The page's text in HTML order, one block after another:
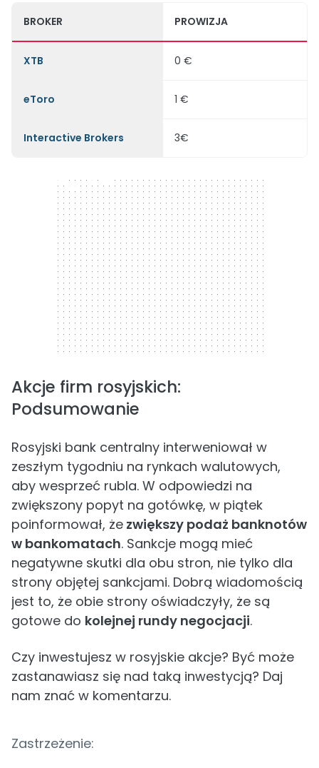
BROKER PROWIZJA
XTB 0 €
eToro 1 €
Interactive Brokers 3€
300 x 250
Akcje firm rosyjskich:
Podsumowanie
Rosyjski bank centralny interweniował w
zeszłym tygodniu na rynkach walutowych,
aby wesprzeć rubla. W odpowiedzi na
zwiększony popyt na gotówkę, w piątek
poinformował, że zwiększy podaż banknotów
w bankomatach. Sankcje mogą mieć
negatywne skutki dla obu stron, nie tylko dla
strony objętej sankcjami. Dobrą wiadomością
jest to, że obie strony oświadczyły, że są
gotowe do kolejnej rundy negocjacji.
Czy inwestujesz w rosyjskie akcje? Być może
zastanawiasz się nad taką inwestycją? Daj
nam znać w komentarzu.
Zastrzeżenie: